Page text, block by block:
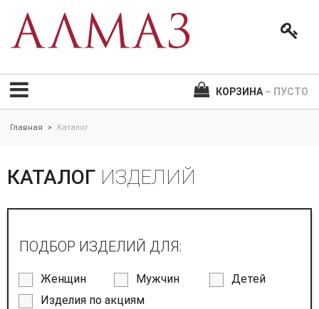
КОРЗИНА – ПУСТО
Главная > Каталог
КАТАЛОГ ИЗДЕЛИЙ
ПОДБОР ИЗДЕЛИЙ ДЛЯ:
Женщин Мужчин
Детей
Изделия по акциям